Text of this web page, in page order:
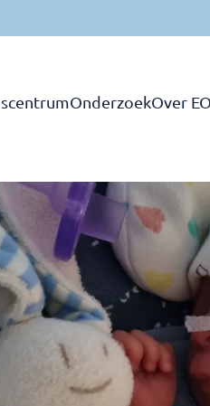
OnderzoekOver